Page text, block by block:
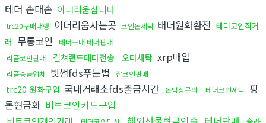
테더 손대손 이더리움삽니다
trc20구매대행 이더리움사는곳 코인돈세탁 태더원화환전 테더코인직거
래 무통코인
테더구매 테더판매
리플코인판매
컬쳐랜드테더전송 오다세탁 xrp매입
리플송금업체 빗썸fds푸는법 잡코인판매
trc20 원화구입 국내거래소fds출금시간 돈믹싱문의 테더코인세탁 핑
돈현금화 비트코인카드구입